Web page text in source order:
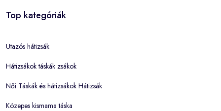
Top kategóriák
Utazós hátizsák
Hátizsákok táskák zsákok
Női Táskák és hátizsákok Hátizsák
Közepes kismama táska